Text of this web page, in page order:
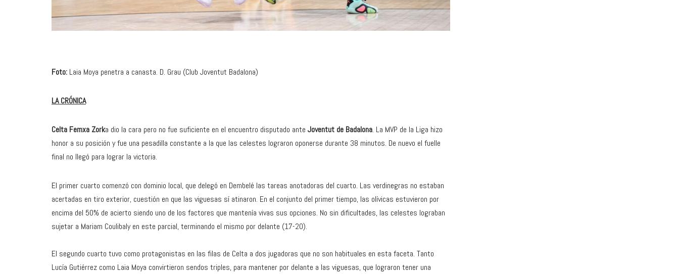
Foto: Laia Moya penetra a canasta. D. Grau (Club Joventut Badalona)
LA CRÓNICA
Celta Femxa Zorka dio la cara pero no fue suficiente en el encuentro disputado ante Joventut de Badalona. La MVP de la Liga hizo
honor a su posición y fue una pesadilla constante a la que las celestes lograron oponerse durante 38 minutos. De nuevo el fuelle
final no llegó para lograr la victoria.
El primer cuarto comenzó con dominio local, que delegó en Dembelé las tareas anotadoras del cuarto. Las verdinegras no estaban
acertadas en tiro exterior, cuestión en que las viguesas sí atinaron. En el conjunto del primer tiempo, las olívicas estuvieron por
encima del 50% de acierto siendo uno de los factores que mantenía vivas sus opciones. No sin dificultades, las celestes lograban
sujetar a Mariam Coulibaly en este parcial, terminando el mismo por delante (17-20).
El segundo cuarto tuvo como protagonistas en las filas de Celta a dos jugadoras que no son habituales en esta faceta. Tanto
Lucía Gutiérrez como Laia Moya convirtieron sendos triples, para mantener por delante a las viguesas, que lograron tener una